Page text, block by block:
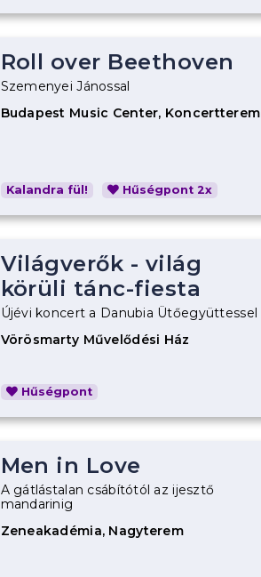
Roll over Beethoven
Szemenyei Jánossal
Budapest Music Center, Koncertterem
Kalandra fül! Hűségpont 2x
Világverők - világ
körüli tánc-fiesta
Újévi koncert a Danubia Ütőegyüttessel
Vörösmarty Művelődési Ház
Hűségpont
Men in Love
A gátlástalan csábítótól az ijesztő
mandarinig
Zeneakadémia, Nagyterem